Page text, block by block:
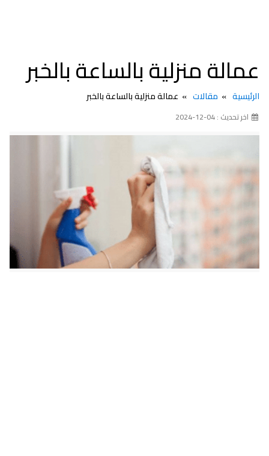
عمالة منزلية بالساعة بالخبر
الرئيسية مقالات عمالة منزلية بالساعة بالخبر
اخر تحديث : 04-12-2024